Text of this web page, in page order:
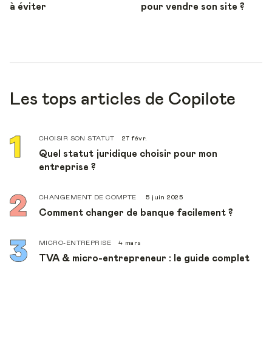
à éviter
pour vendre son site ?
Les tops articles de Copilote
CHOISIR SON STATUT 27 févr.
Quel statut juridique choisir pour mon
entreprise ?
CHANGEMENT DE COMPTE 5 juin 2025
Comment changer de banque facilement ?
MICRO-ENTREPRISE 4 mars
TVA & micro-entrepreneur : le guide complet